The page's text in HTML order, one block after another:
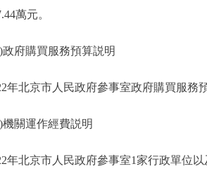
萬元。
購買服務預算説明
北京市人民政府參事室政府購買服務
運作經費説明
北京市人民政府參事室1家行政單位以